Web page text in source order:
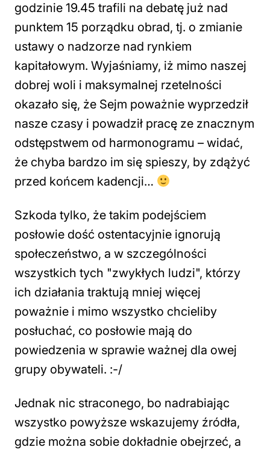
godzinie 19.45 trafili na debatę już nad
punktem 15 porządku obrad, tj. o zmianie
ustawy o nadzorze nad rynkiem
kapitałowym. Wyjaśniamy, iż mimo naszej
dobrej woli i maksymalnej rzetelności
okazało się, że Sejm poważnie wyprzedził
nasze czasy i powadził pracę ze znacznym
odstępstwem od harmonogramu – widać,
że chyba bardzo im się spieszy, by zdążyć
przed końcem kadencji…
Szkoda tylko, że takim podejściem
posłowie dość ostentacyjnie ignorują
społeczeństwo, a w szczególności
wszystkich tych "zwykłych ludzi", którzy
ich działania traktują mniej więcej
poważnie i mimo wszystko chcieliby
posłuchać, co posłowie mają do
powiedzenia w sprawie ważnej dla owej
grupy obywateli. :-/
Jednak nic straconego, bo nadrabiając
wszystko powyższe wskazujemy źródła,
gdzie można sobie dokładnie obejrzeć, a